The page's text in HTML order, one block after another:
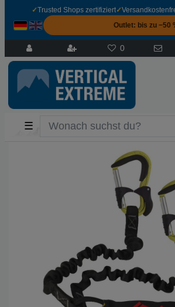
✓Trusted Shops zertifiziert✓
Outlet: bis zu −50
0
☰